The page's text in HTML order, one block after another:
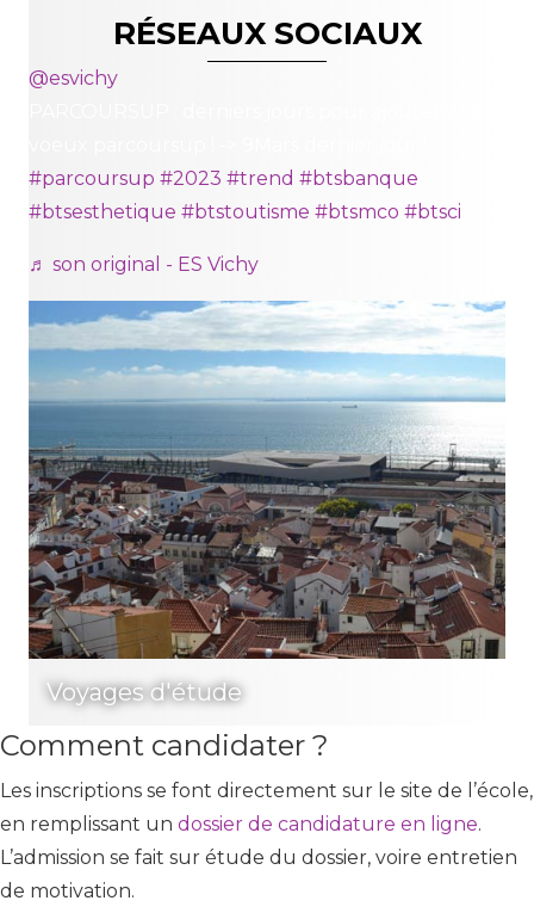
RÉSEAUX SOCIAUX
@esvichy
#parcoursup #2023 #trend #btsbanque
#btsesthetique #btstoutisme #btsmco #btsci
♬ son original - ES Vichy
Voyages d'étude
Comment candidater ?
Les inscriptions se font directement sur le site de l’école,
en remplissant un dossier de candidature en ligne.
L’admission se fait sur étude du dossier, voire entretien
de motivation.